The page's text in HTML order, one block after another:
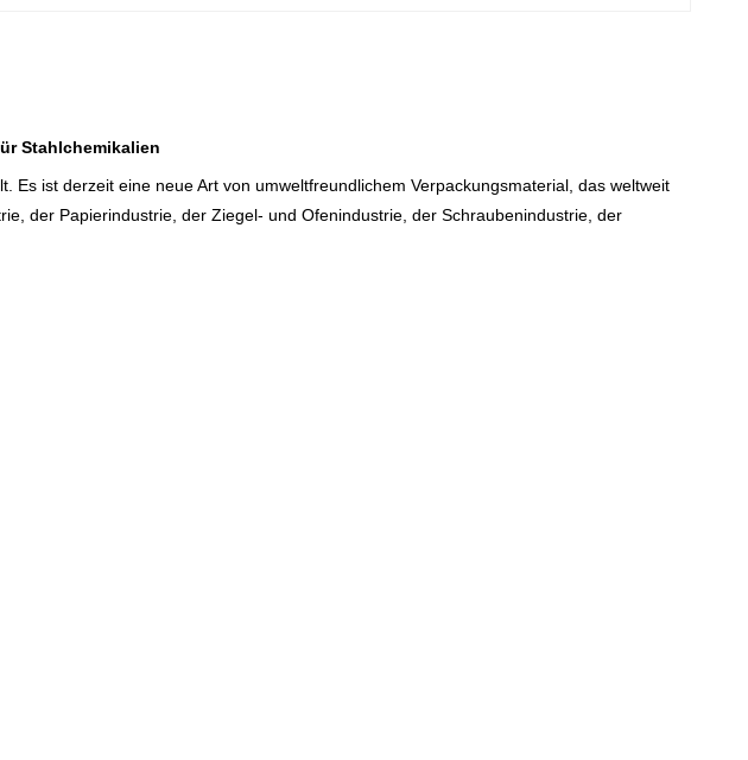
Stahlchemikalien
ist derzeit eine neue Art von umweltfreundlichem Verpackungsmaterial, das weltweit
der Papierindustrie, der Ziegel- und Ofenindustrie, der Schraubenindustrie, der